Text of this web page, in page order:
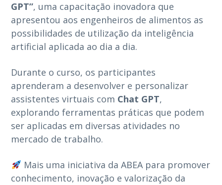
GPT”, uma capacitação inovadora que
apresentou aos engenheiros de alimentos as
possibilidades de utilização da inteligência
artificial aplicada ao dia a dia.
Durante o curso, os participantes
aprenderam a desenvolver e personalizar
assistentes virtuais com Chat GPT,
explorando ferramentas práticas que podem
ser aplicadas em diversas atividades no
mercado de trabalho.
Mais uma iniciativa da ABEA para promover
conhecimento, inovação e valorização da